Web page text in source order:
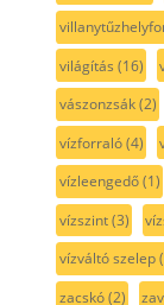
világítás (16)
vászonzsák(2)
vízforraló(4)
vízleengedő(1)
vízszint(3)
vízváltó szelep
zacskó(2)